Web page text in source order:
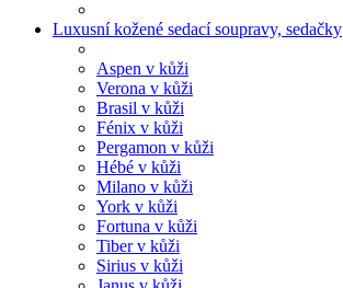
Luxusní kožené sedací soupravy, sedačky
Aspen v kůži
Verona v kůži
Brasil v kůži
Fénix v kůži
Pergamon v kůži
Hébé v kůži
Milano v kůži
York v kůži
Fortuna v kůži
Tiber v kůži
Sirius v kůži